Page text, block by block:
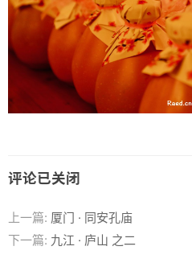
评论已关闭
上一篇: 厦门 · 同安孔庙
下一篇: 九江 · 庐山 之二